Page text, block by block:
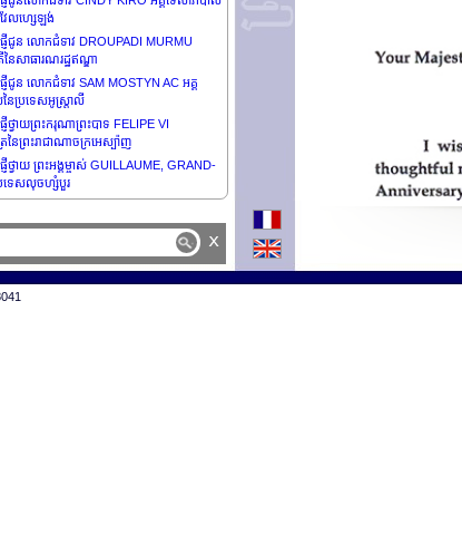
ែលហ្សេឡង់
ផ្ញើជូន លោកជំទាវ DROUPADI MURMU
នៃសាធារណរដ្ឋឥណ្ឌា
ផ្ញើជូន លោកជំទាវ SAM MOSTYN AC អគ្គ
ៃប្រទេសអូស្រ្តាលី
ញើថ្វាយព្រះករុណាព្រះបាទ FELIPE VI
នៃព្រះរាជាណាចក្រអេស្ប៉ាញ
ញើថ្វាយ ព្រះអង្គម្ចាស់ GUILLAUME, GRAND-
ទេសលុចហ្សំបួរ
ធិបតិនៃសាធារណរដ្ឋហ្វីលីពីន
ផ្ញើជូន ឯកឧត្តម GUY PARMELIN ប្រធានាធិបតី
វីស
x